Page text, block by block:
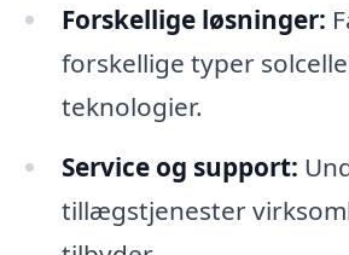
Forskellige løsninger:
forskellige typer
teknologier.
Service og support:
tillægstjenester